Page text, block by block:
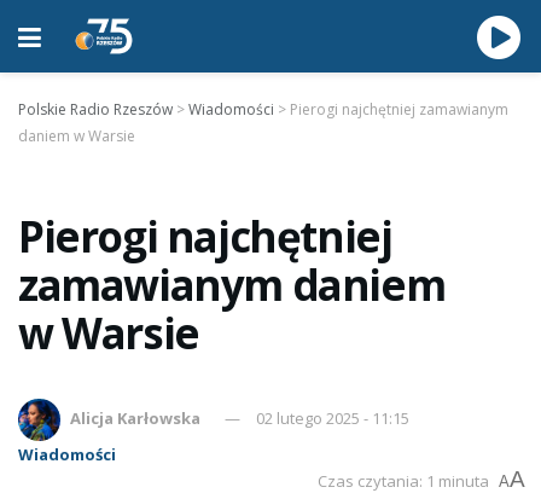
Polskie Radio Rzeszów >Wiadomości > Pierogi najchętniej zamawianym
daniem w Warsie
Pierogi najchętniej
zamawianym daniem
w Warsie
Alicja Karłowska
02 lutego 2025 - 11:15
Wiadomości
Czas czytania: 1 minuta AA